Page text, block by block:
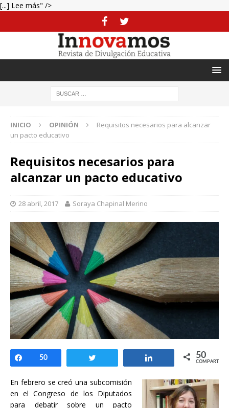
[...] Lee más" />
INICIO OPINIÓN
Requisitos necesarios para alcanzar
un pacto educativo
Requisitos necesarios para
alcanzar un pacto educativo
28 abril, 2017 Soraya Chapinal Merino
Compartir
50 Compartir 50
COMPARTIR
En febrero se creó una subcomisión
en el Congreso de los Diputados
para debatir sobre un pacto